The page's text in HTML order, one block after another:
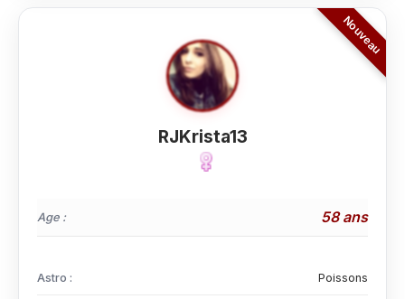
RJKrista13
Age : 58 ans
Astro : Poissons